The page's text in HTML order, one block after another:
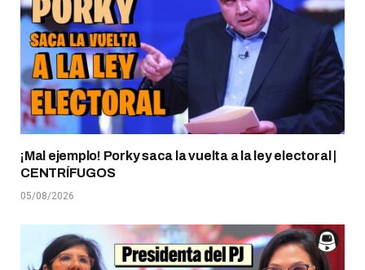
¡Mal ejemplo! Porky saca la vuelta a la ley electoral |
CENTRÍFUGOS
05/08/2026